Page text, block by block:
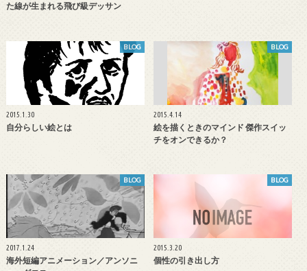
た線が生まれる飛び級デッサン
BLOG
2015.1.30
自分らしい絵とは
BLOG
2015.4.14
絵を描くときのマインド 傑作スイッ
チをオンできるか？
BLOG
2017.1.24
海外短編アニメーション／アンソニ
BLOG
2015.3.20
個性の引き出し方